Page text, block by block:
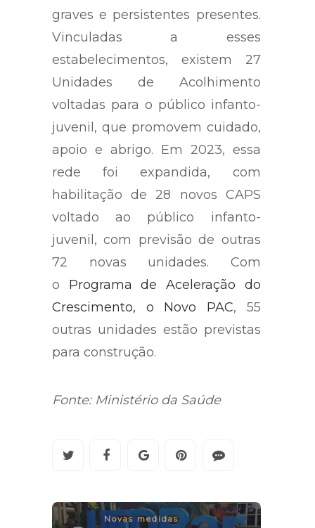
graves e persistentes presentes.
Vinculadas a esses
estabelecimentos, existem 27
Unidades de Acolhimento
voltadas para o público infanto-
juvenil, que promovem cuidado,
apoio e abrigo. Em 2023, essa
rede foi expandida, com
habilitação de 28 novos CAPS
voltado ao público infanto-
juvenil, com previsão de outras
72 novas unidades. Com
o Programa de Aceleração do
Crescimento, o Novo PAC, 55
outras unidades estão previstas
para construção.
Fonte: Ministério da Saúde
Novas medidas